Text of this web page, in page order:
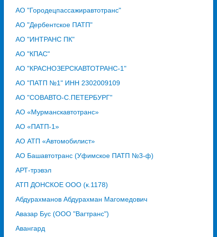
АО "Городецпассажиравтотранс"
АО "Дербентское ПАТП"
АО "ИНТРАНС ПК"
АО "КПАС"
АО "КРАСНОЗЕРСКАВТОТРАНС-1"
АО "ПАТП №1" ИНН 2302009109
АО "СОВАВТО-С.ПЕТЕРБУРГ"
АО «Мурманскавтотранс»
АО «ПАТП-1»
АО АТП «Автомобилист»
АО Башавтотранс (Уфимское ПАТП №3-ф)
АРТ-трэвэл
АТП ДОНСКОЕ ООО (к.1178)
Абдурахманов Абдурахман Магомедович
Авазар Бус (ООО "Вагтранс")
Авангард